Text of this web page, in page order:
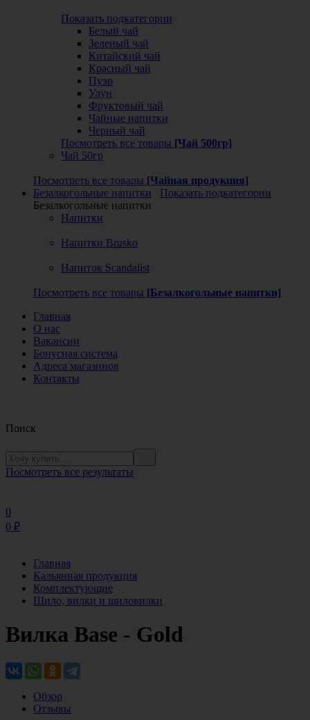
Показать подкатегории
Белый чай
Зеленый чай
Китайский чай
Красный чай
Пуэр
Улун
Фруктовый чай
Чайные напитки
Черный чай
Посмотреть все товары [Чай 500гр]
Чай 50гр
Посмотреть все товары [Чайная продукция]
Безалкогольные напитки
Показать подкатегории
Безалкогольные напитки
Напитки
Напитки Brusko
Напиток Scandalist
Посмотреть все товары [Безалкогольные напитки]
Главная
О нас
Вакансии
Бонусная система
Адреса магазинов
Контакты
Поиск
Посмотреть все результаты
0
0 ₽
Главная
Кальянная продукция
Комплектующие
Шило, вилки и шиловилки
Вилка Base - Gold
Обзор
Отзывы